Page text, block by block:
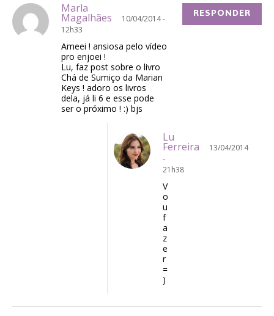
Marla
Magalhães
10/04/2014 -
12h33
Ameei ! ansiosa pelo vídeo
pro enjoei !
Lu, faz post sobre o livro
Chá de Sumiço da Marian
Keys ! adoro os livros
dela, já li 6 e esse pode
ser o próximo ! :) bjs
RESPONDER
Lu
Ferreira
13/04/2014
-
21h38
V
o
u
f
a
z
e
r
=
)